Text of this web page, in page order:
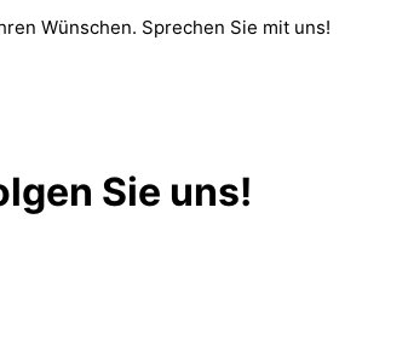
Wünschen. Sprechen Sie mit uns!
Sie uns!